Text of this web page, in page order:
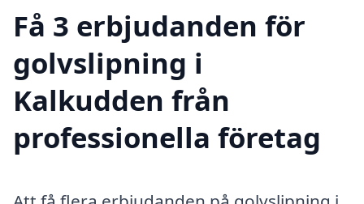
Få 3 erbjudanden för
golvslipning i
Kalkudden från
professionella företag